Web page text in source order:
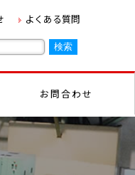
よくある質問
お問合わせ